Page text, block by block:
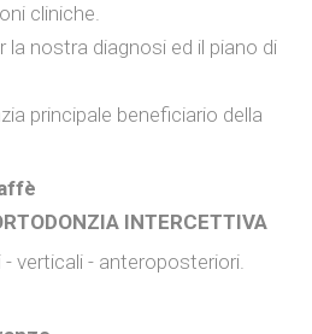
cliniche.
la nostra diagnosi ed il piano di
principale beneficiario della
INTERCETTIVA
verticali - anteroposteriori.